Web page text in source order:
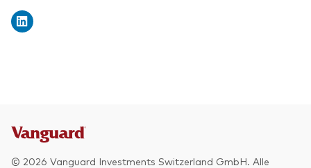
© 2026 Vanguard Investments Switzerland GmbH. Alle